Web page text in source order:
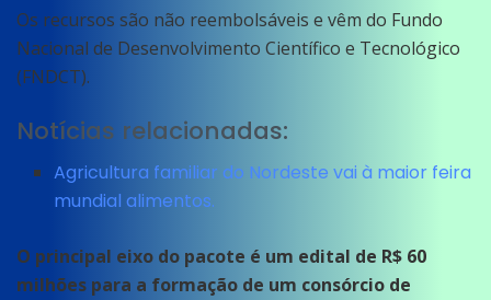
Os recursos são não reembolsáveis e vêm do Fundo
Nacional de Desenvolvimento Científico e Tecnológico
(FNDCT).
Notícias relacionadas:
Agricultura familiar do Nordeste vai à maior feira
mundial alimentos.
O principal eixo do pacote é um edital de R$ 60
milhões para a formação de um consórcio de